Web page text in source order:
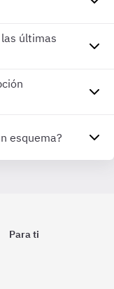
últimas
esquema?
Para ti